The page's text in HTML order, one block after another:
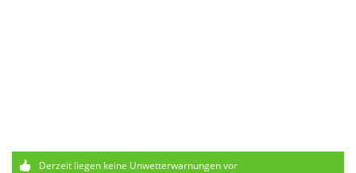
Derzeit liegen keine Unwetterwarnungen vor